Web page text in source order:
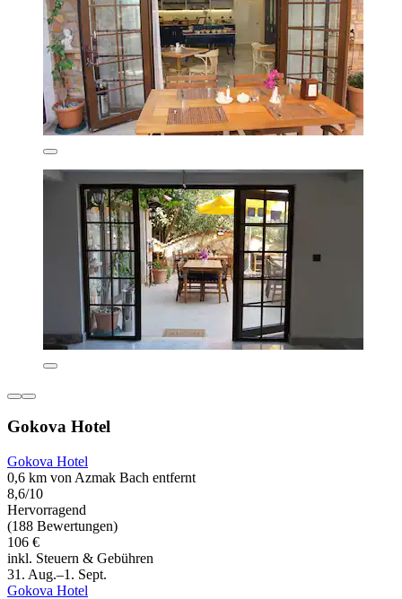
Gokova Hotel
Gokova Hotel
0,6 km von Azmak Bach entfernt
8,6/10
Hervorragend
(188 Bewertungen)
106 €
inkl. Steuern & Gebühren
31. Aug.–1. Sept.
Gokova Hotel